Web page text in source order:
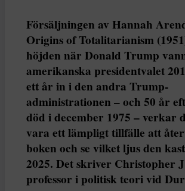
Försäljningen av Hannah
Origins of Totalitarianism
höjden när Donald Trump
amerikanska presidentvalet
ett år in i den andra Trump-
administrationen – och 50 år
död i december 1975 – verkar
vara ett lämpligt tillfälle att
boken och se vilket ljus den
2025. Det skriver Christopher
professor i politisk teori vid